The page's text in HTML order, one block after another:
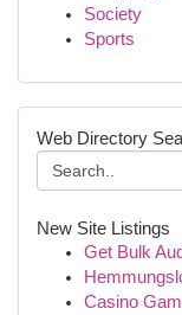
Society
Sports
Web Directory
New Site Listings
Get Bulk
Casino